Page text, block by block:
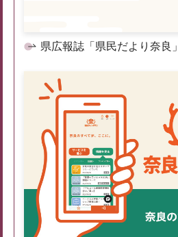
県広報誌「県民だより奈良」